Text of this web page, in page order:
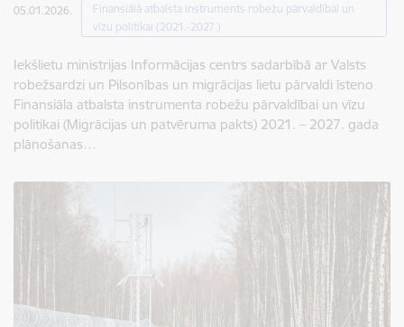
05.01.2026.
Finansiālā atbalsta instruments robežu pārvaldībai un
vīzu politikai (2021.-2027.)
Iekšlietu ministrijas Informācijas centrs sadarbībā ar Valsts
robežsardzi un Pilsonības un migrācijas lietu pārvaldi īsteno
Finansiāla atbalsta instrumenta robežu pārvaldībai un vīzu
politikai (Migrācijas un patvēruma pakts) 2021. – 2027. gada
plānošanas…